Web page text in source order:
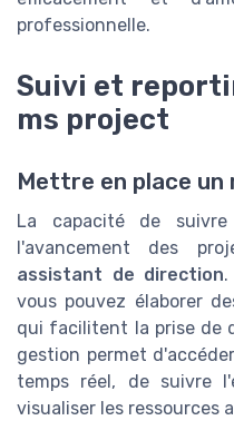
professionnelle.
Suivi et
ms project
Mettre en place
La capacité de
l'avancement des
assistant de direction.
vous pouvez élaborer
qui facilitent la prise de
gestion permet
temps réel, de suivre
visualiser les ressources